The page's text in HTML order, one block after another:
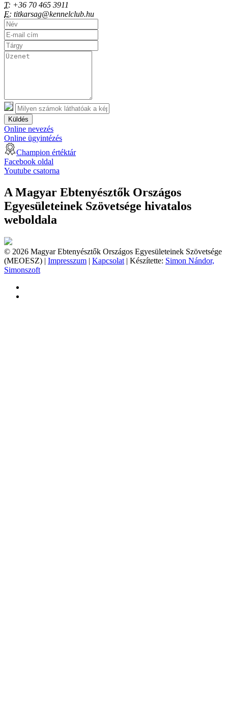
T: +36 70 465 3911
E: titkarsag@kennelclub.hu
Küldés
Online nevezés
Online ügyintézés
Champion értéktár
Facebook oldal
Youtube csatorna
A Magyar Ebtenyésztők Országos
Egyesületeinek Szövetsége hivatalos
weboldala
© 2026 Magyar Ebtenyésztők Országos Egyesületeinek Szövetsége
(MEOESZ) | Impresszum | Kapcsolat | Készítette: Simon Nándor,
Simonszoft